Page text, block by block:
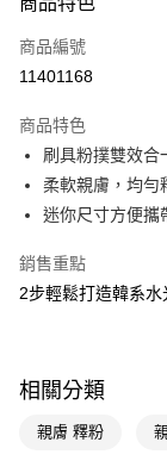
POYA支付
信用卡一次付款
LINE Pay
Apple Pay
悠遊付
相關說明
【關於「AFTEE先享
即享券
商品編號
11401168
商品特色
刷具粉撲雙效合
柔軟親膚，均勻
迷你尺寸方便攜
銷售重點
2步輕鬆打造韓系水
相關分類
親膚 釋粉